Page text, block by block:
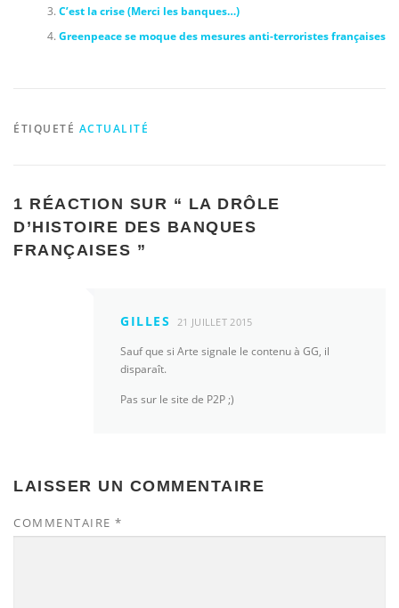
C’est la crise (Merci les banques…)
Greenpeace se moque des mesures anti-terroristes françaises
ÉTIQUETÉ ACTUALITÉ
1 RÉACTION SUR “ LA DRÔLE
D’HISTOIRE DES BANQUES
FRANÇAISES ”
GILLES 21 JUILLET 2015
Sauf que si Arte signale le contenu à GG, il
disparaît.
Pas sur le site de P2P ;)
LAISSER UN COMMENTAIRE
COMMENTAIRE *